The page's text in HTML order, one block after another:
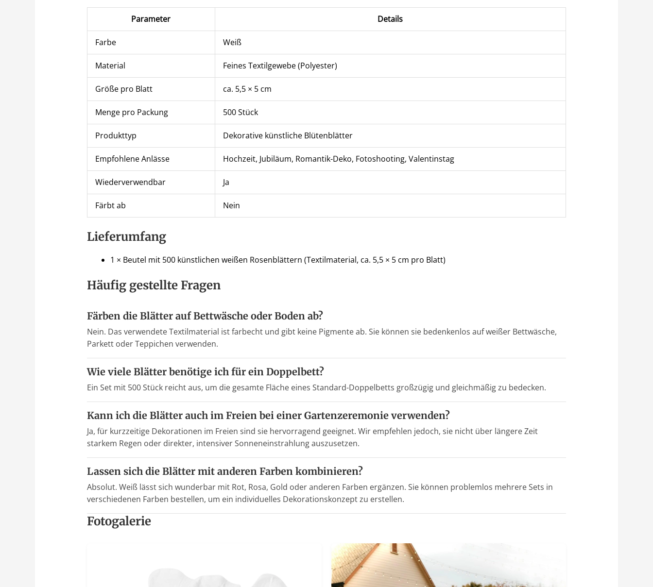
Parameter Details
Farbe Weiß
Material Feines Textilgewebe (Polyester)
Größe pro Blatt ca. 5,5 × 5 cm
Menge pro Packung 500 Stück
Produkttyp Dekorative künstliche Blütenblätter
Empfohlene Anlässe Hochzeit, Jubiläum, Romantik-Deko, Fotoshooting, Valentinstag
Wiederverwendbar Ja
Färbt ab Nein
Lieferumfang
1 × Beutel mit 500 künstlichen weißen Rosenblättern (Textilmaterial, ca. 5,5 × 5 cm pro Blatt)
Häufig gestellte Fragen
Färben die Blätter auf Bettwäsche oder Boden ab?
Nein. Das verwendete Textilmaterial ist farbecht und gibt keine Pigmente ab. Sie können sie bedenkenlos auf weißer Bettwäsche,
Parkett oder Teppichen verwenden.
Wie viele Blätter benötige ich für ein Doppelbett?
Ein Set mit 500 Stück reicht aus, um die gesamte Fläche eines Standard-Doppelbetts großzügig und gleichmäßig zu bedecken.
Kann ich die Blätter auch im Freien bei einer Gartenzeremonie verwenden?
Ja, für kurzzeitige Dekorationen im Freien sind sie hervorragend geeignet. Wir empfehlen jedoch, sie nicht über längere Zeit
starkem Regen oder direkter, intensiver Sonneneinstrahlung auszusetzen.
Lassen sich die Blätter mit anderen Farben kombinieren?
Absolut. Weiß lässt sich wunderbar mit Rot, Rosa, Gold oder anderen Farben ergänzen. Sie können problemlos mehrere Sets in
verschiedenen Farben bestellen, um ein individuelles Dekorationskonzept zu erstellen.
Fotogalerie